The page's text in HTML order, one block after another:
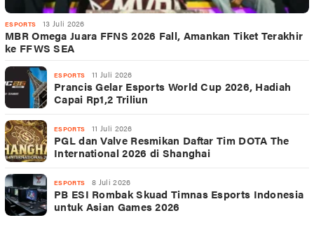
ESPORTS 13 Juli 2026
MBR Omega Juara FFNS 2026 Fall, Amankan Tiket Terakhir
ke FFWS SEA
ESPORTS 11 Juli 2026
Prancis Gelar Esports World Cup 2026, Hadiah
Capai Rp1,2 Triliun
ESPORTS 11 Juli 2026
PGL dan Valve Resmikan Daftar Tim DOTA The
International 2026 di Shanghai
ESPORTS 8 Juli 2026
PB ESI Rombak Skuad Timnas Esports Indonesia
untuk Asian Games 2026